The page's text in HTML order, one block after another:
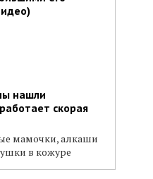
нашли
скорая
мамочки, алкаши
в кожуре